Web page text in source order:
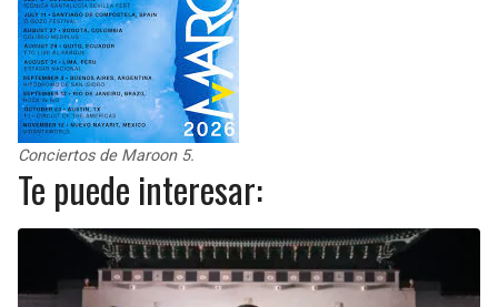
Conciertos de Maroon 5.
Te puede interesar: